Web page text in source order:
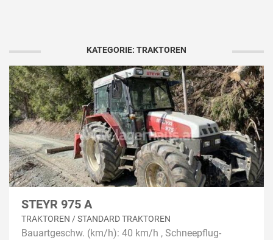
KATEGORIE: TRAKTOREN
STEYR 975 A
TRAKTOREN / STANDARD TRAKTOREN
Bauartgeschw. (km/h): 40 km/h , Schneepflug-